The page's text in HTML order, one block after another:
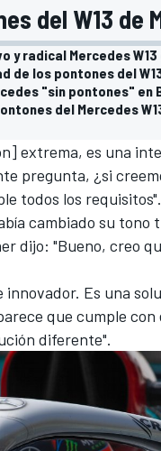
del W13 de
radical Mercedes W13
de los pontones del
"sin pontones" en
del Mercedes
extrema, es una
pregunta, ¿si
todos los requisitos".
cambiado su tono
dijo: "Bueno, creo
innovador. Es una
que cumple
diferente".